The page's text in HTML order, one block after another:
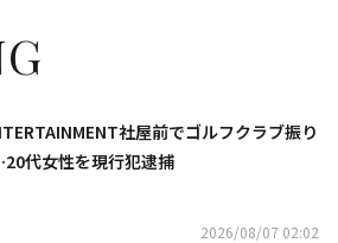
社屋前でゴルフクラブ振り
代女性を現行犯逮捕
2026/08/07 02:02